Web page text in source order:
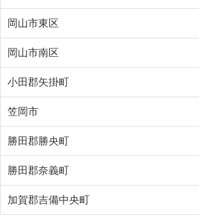
岡山市東区
岡山市南区
小田郡矢掛町
笠岡市
勝田郡勝央町
勝田郡奈義町
加賀郡吉備中央町